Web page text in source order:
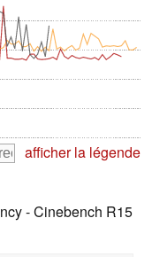
afficher la légende
- Cinebench R15